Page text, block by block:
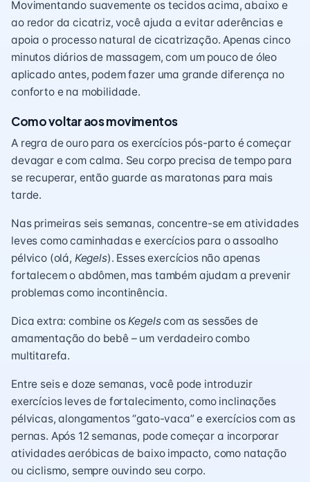
Movimentando suavemente os tecidos acima, abaixo e
ao redor da cicatriz, você ajuda a evitar aderências e
apoia o processo natural de cicatrização. Apenas cinco
minutos diários de massagem, com um pouco de óleo
aplicado antes, podem fazer uma grande diferença no
conforto e na mobilidade.
Como voltar aos movimentos
A regra de ouro para os exercícios pós-parto é começar
devagar e com calma. Seu corpo precisa de tempo para
se recuperar, então guarde as maratonas para mais
tarde.
Nas primeiras seis semanas, concentre-se em atividades
leves como caminhadas e exercícios para o assoalho
pélvico (olá, Kegels). Esses exercícios não apenas
fortalecem o abdômen, mas também ajudam a prevenir
problemas como incontinência.
Dica extra: combine osKegelscom as sessões de
amamentação do bebê – um verdadeiro combo
multitarefa.
Entre seis e doze semanas, você pode introduzir
exercícios leves de fortalecimento, como inclinações
pélvicas, alongamentos “gato-vaca” e exercícios com as
pernas. Após 12 semanas, pode começar a incorporar
atividades aeróbicas de baixo impacto, como natação
ou ciclismo, sempre ouvindo seu corpo.